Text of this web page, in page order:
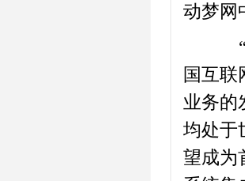
动梦网
“
国互联
业务的
均处于
望成为